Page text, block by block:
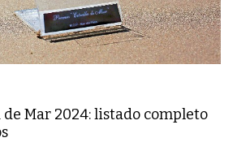
Mar 2024: listado completo